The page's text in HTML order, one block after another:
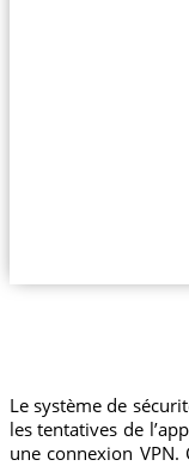
Le système de
les tentatives de
une connexion VPN.